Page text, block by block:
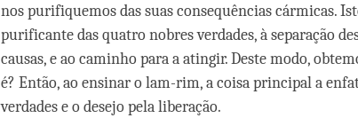
nos purifiquemos das suas consequências cármicas.
purificante das quatro nobres verdades, à separação
causas, e ao caminho para a atingir. Deste modo,
é? Então, ao ensinar o lam-rim, a coisa principal a
verdades e o desejo pela liberação.